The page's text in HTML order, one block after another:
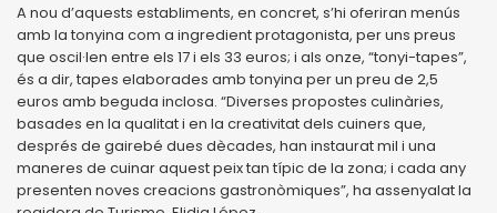
A nou d’aquests establiments, en concret, s’hi oferiran menús
amb la tonyina com a ingredient protagonista, per uns preus
que oscil·len entre els 17 i els 33 euros; i als onze, “tonyi-tapes”,
és a dir, tapes elaborades amb tonyina per un preu de 2,5
euros amb beguda inclosa. “Diverses propostes culinàries,
basades en la qualitat i en la creativitat dels cuiners que,
després de gairebé dues dècades, han instaurat mil i una
maneres de cuinar aquest peix tan típic de la zona; i cada any
presenten noves creacions gastronòmiques”, ha assenyalat la